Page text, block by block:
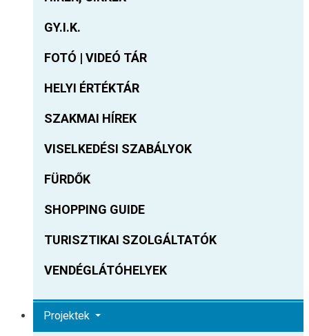
GY.I.K.
FOTÓ | VIDEÓ TÁR
HELYI ÉRTÉKTÁR
SZAKMAI HÍREK
VISELKEDÉSI SZABÁLYOK
FÜRDŐK
SHOPPING GUIDE
TURISZTIKAI SZOLGÁLTATÓK
VENDÉGLÁTÓHELYEK
Projektek